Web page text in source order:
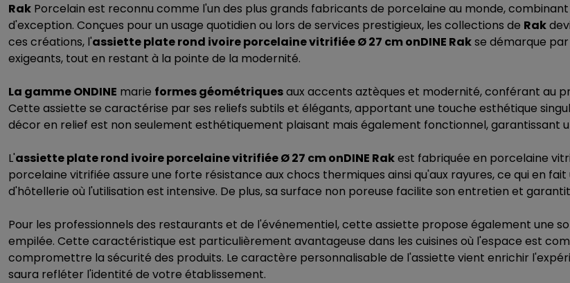
Rak Porcelain est reconnu comme l'un des plus grands fabricants de porcelaine au monde,
d'exception. Conçues pour un usage quotidien ou lors de services prestigieux, les collections de Rak
ces créations, l'assiette plate rond ivoire porcelaine vitrifiée Ø 27 cm onDINE Rakse démarque
exigeants, tout en restant à la pointe de la modernité.
La gamme ONDINE marie formes géométriquesaux accents aztèques et modernité, conférant au
Cette assiette se caractérise par ses reliefs subtils et élégants, apportant une touche esthétique
décor en relief est non seulement esthétiquement plaisant mais également fonctionnel, garantissant
L'assiette plate rond ivoire porcelaine vitrifiée Ø 27 cm onDINE Rakest fabriquée en porcelaine
porcelaine vitrifiée assure une forte résistance aux chocs thermiques ainsi qu'aux rayures, ce qui en
d'hôtellerie où l'utilisation est intensive. De plus, sa surface non poreuse facilite son entretien et
Pour les professionnels des restaurants et de l'événementiel, cette assiette propose également une
empilée. Cette caractéristique est particulièrement avantageuse dans les cuisines où l'espace est
compromettre la sécurité des produits. Le caractère personnalisable de l'assiette vient enrichir
saura refléter l'identité de votre établissement.